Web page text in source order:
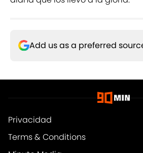
Add us as a preferred
Privacidad
Terms & Conditions